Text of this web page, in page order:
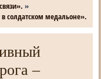
»
солдатском медальоне».
–